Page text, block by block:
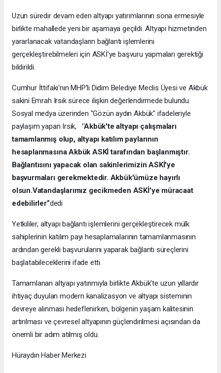
Uzun süredir devam eden altyapı yatırımlarının sona ermesiyle
birlikte mahallede yeni bir aşamaya geçildi. Altyapı hizmetinden
yararlanacak vatandaşların bağlantı işlemlerini
gerçekleştirebilmeleri için ASKİ'ye başvuru yapmaları gerektiği
bildirildi.
Cumhur İttifakı'nın MHP'li Didim Belediye Meclis Üyesi ve Akbük
sakini Emrah Irsık sürece ilişkin değerlendirmede bulundu.
Sosyal medya üzerinden "Gözün aydın Akbük" ifadeleriyle
paylaşım yapan Irsık,
"Akbük'te altyapı çalışmaları
tamamlanmış olup, altyapı katılım paylarının
hesaplanmasına Akbük ASKİ tarafından başlanmıştır.
Bağlantısını yapacak olan sakinlerimizin ASKİ'ye
başvurmaları gerekmektedir. Akbük'ümüze hayırlı
olsun.Vatandaşlarımız gecikmeden ASKİ'ye müracaat
edebilirler”dedi
Yetkililer, altyapı bağlantı işlemlerini gerçekleştirecek mülk
sahiplerinin katılım payı hesaplamalarının tamamlanmasının
ardından gerekli başvurularını yaparak bağlantı süreçlerini
başlatabileceklerini ifade etti.
Tamamlanan altyapı yatırımıyla birlikte Akbük'te uzun yıllardır
ihtiyaç duyulan modern kanalizasyon ve altyapı sisteminin
devreye alınması hedeflenirken, bölgenin yaşam kalitesinin
artırılması ve çevresel altyapının güçlendirilmesi açısından da
önemli bir adım atılmış oldu.
Hüraydın Haber Merkezi